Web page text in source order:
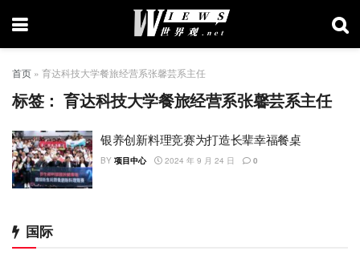
首页 » 育达科技大学餐旅经营系张馨芸系主任
标签：育达科技大学餐旅经营系张馨芸系主任
银养创新料理竞赛为打造长辈幸福餐桌
BY 项目中心 2024 年 9 月 24 日 0
国际